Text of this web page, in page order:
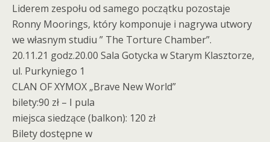
Liderem zespołu od samego początku pozostaje
Ronny Moorings, który komponuje i nagrywa utwory
we własnym studiu ” The Torture Chamber”.
20.11.21 godz.20.00 Sala Gotycka w Starym Klasztorze,
ul. Purkyniego 1
CLAN OF XYMOX „Brave New World”
bilety:90 zł – I pula
miejsca siedzące (balkon): 120 zł
Bilety dostępne w